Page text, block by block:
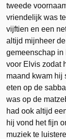
tweede
vriendelijk was
vijftien en een
altijd mijnheer
gemeenschap
voor Elvis zodat
maand kwam hij
eten op de
was op de
had ook altijd
hij vond het fijn
muziek te